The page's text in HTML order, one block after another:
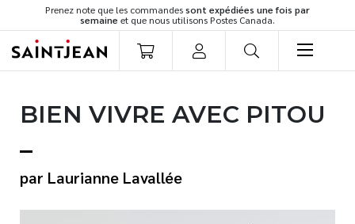
Prenez note que les commandessont expédiées une fois par
semaine et que nous utilisons Postes Canada.
Romans
Développement personnel
Littérature jeunesse
Spiritualité
BIEN VIVRE AVEC PITOU
Laurianne Lavallée